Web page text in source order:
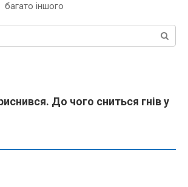
багато іншого
До чого сниться гнів у